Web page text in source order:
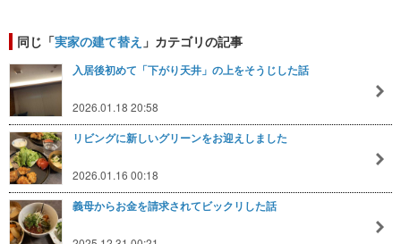
同じ「実家の建て替え 」カテゴリの記事
入居後初めて「下がり天井」の上をそうじした話
2026.01.18 20:58
リビングに新しいグリーンをお迎えしました
2026.01.16 00:18
義母からお金を請求されてビックリした話